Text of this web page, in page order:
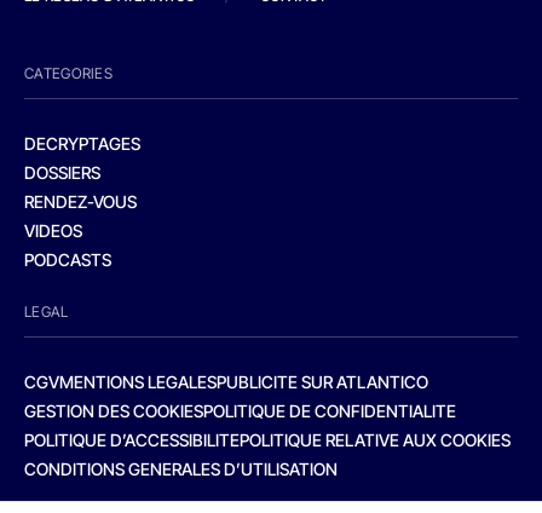
CATEGORIES
DECRYPTAGES
DOSSIERS
RENDEZ-VOUS
VIDEOS
PODCASTS
LEGAL
CGVMENTIONS LEGALESPUBLICITE SUR ATLANTICO
GESTION DES COOKIESPOLITIQUE DE CONFIDENTIALITE
POLITIQUE D’ACCESSIBILITEPOLITIQUE RELATIVE AUX COOKIES
CONDITIONS GENERALES D’UTILISATION